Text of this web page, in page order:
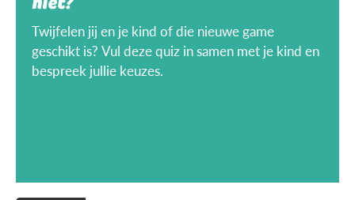
Twijfelen jij en je kind of die nieuwe game
geschikt is? Vul deze quiz in samen met je kind en
bespreek jullie keuzes.